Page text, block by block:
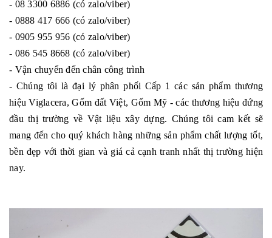
- 08 3300 6886 (có zalo/viber)
- 0888 417 666 (có zalo/viber)
- 0905 955 956 (có zalo/viber)
- 086 545 8668 (có zalo/viber)
- Vận chuyển đến chân công trình
- Chúng tôi là đại lý phân phối Cấp 1 các sản phẩm thương
hiệu Viglacera, Gốm đất Việt, Gốm Mỹ - các thương hiệu đứng
đầu thị trường về Vật liệu xây dựng. Chúng tôi cam kết sẽ
mang đến cho quý khách hàng những sản phẩm chất lượng tốt,
bền đẹp với thời gian và giá cả cạnh tranh nhất thị trường hiện
nay.